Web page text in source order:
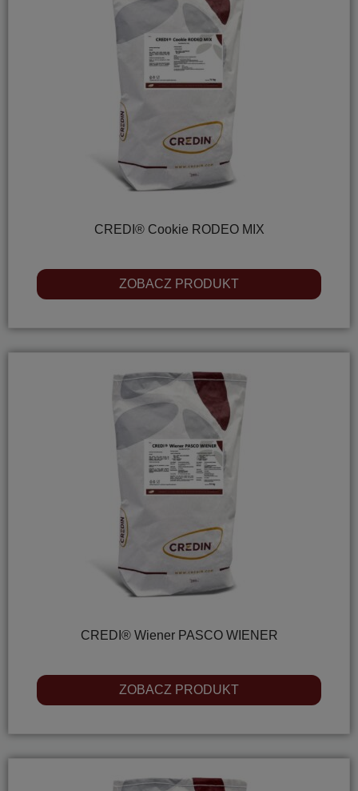
CREDI® Cookie RODEO MIX
ZOBACZ PRODUKT
CREDI® Wiener PASCO WIENER
ZOBACZ PRODUKT